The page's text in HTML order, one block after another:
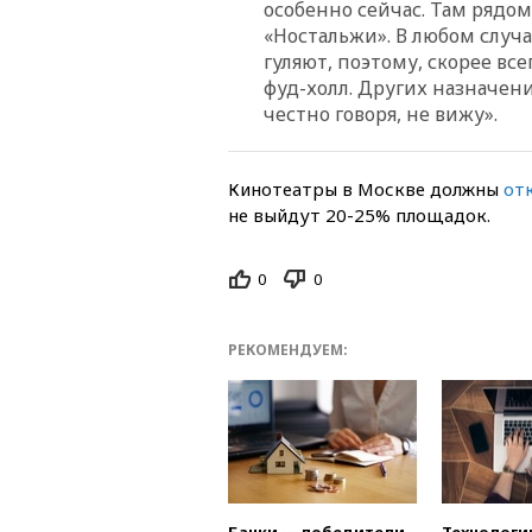
особенно сейчас. Там
«Ностальжи». В любом
гуляют, поэтому, скорее
фуд-холл. Других
честно говоря, не вижу».
Кинотеатры в Москве должны
не выйдут 20-25% площадок.
0 0
РЕКОМЕНДУЕМ: